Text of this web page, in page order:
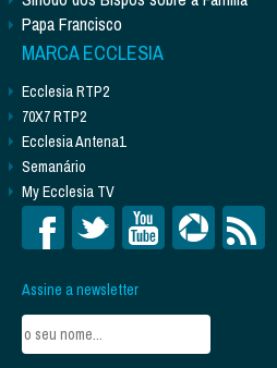
Papa Francisco
MARCA ECCLESIA
Ecclesia RTP2
70X7 RTP2
Ecclesia Antena1
Semanário
My Ecclesia TV
Assine a newsletter